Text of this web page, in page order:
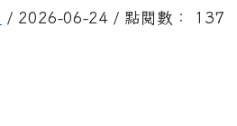
/ 2026-06-24 / 點閱數： 137